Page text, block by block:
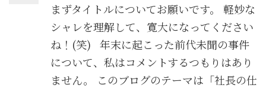
まずタイトルについてお願いです。 軽妙な
シャレを理解して、寛大になってください
ね！(笑) 年末に起こった前代未聞の事件
について、私はコメントするつもりはあり
ません。 このブログのテーマは「社長の仕